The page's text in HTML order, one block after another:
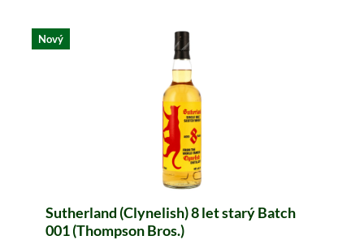
Nový
Sutherland (Clynelish) 8 let starý Batch
001 (Thompson Bros.)